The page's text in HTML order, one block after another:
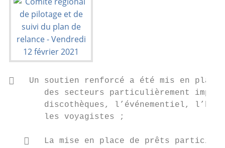
   Un soutien renforcé a été mis en
des secteurs particulièrement
discothèques, l’événementiel,
       les voyagistes ;
   La mise en place de prêts